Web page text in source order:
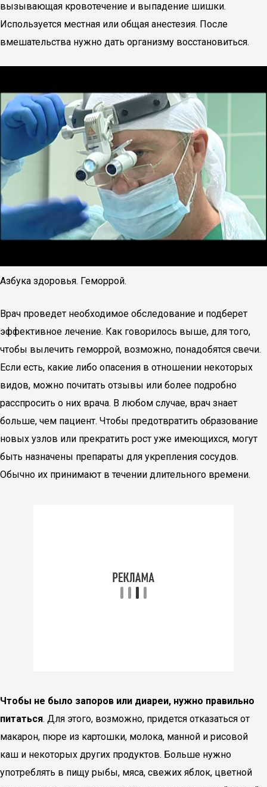
вызывающая кровотечение и выпадение шишки.
Используется местная или общая анестезия. После
вмешательства нужно дать организму восстановиться.
Азбукa здоровья. Геморрой.
Врач проведет необходимое обследование и подберет
эффективное лечение. Как говорилось выше, для того,
чтобы вылечить геморрой, возможно, понадобятся свечи.
Если есть, какие либо опасения в отношении некоторых
видов, можно почитать отзывы или более подробно
расспросить о них врача. В любом случае, врач знает
больше, чем пациент. Чтобы предотвратить образование
новых узлов или прекратить рост уже имеющихся, могут
быть назначены препараты для укрепления сосудов.
Обычно их принимают в течении длительного времени.
Чтобы не было запоров или диареи, нужно правильно
питаться. Для этого, возможно, придется отказаться от
макарон, пюре из картошки, молока, манной и рисовой
каш и некоторых других продуктов. Больше нужно
употреблять в пищу рыбы, мяса, свежих яблок, цветной